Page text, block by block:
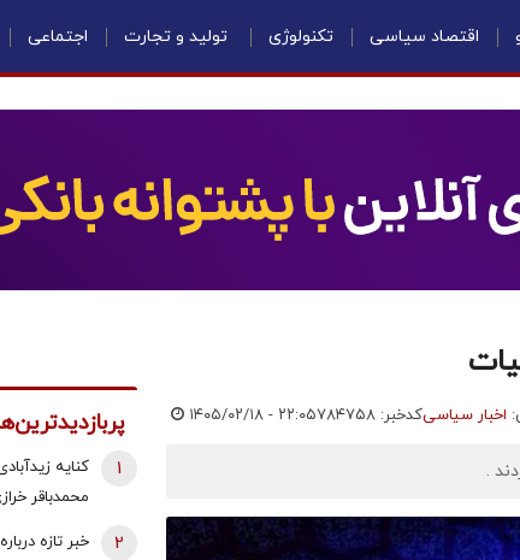
اقتصاد سیاسی تکنولوژی تولید و تجارت اجتماعی
اخبار سیاسیکدخبر: ۷۸۴۷۵۸ ۱۴۰۵/۰۲/۱۸ - ۲۲:۰۵
.
کنایه
محمدباقر
1
خبر تازه
2